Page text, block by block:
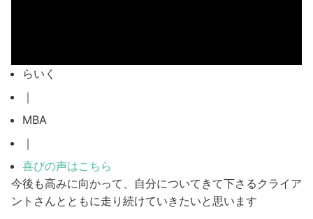
らいく
｜
MBA
｜
喜びの声はこちら
今後も高みに向かって、自分についてきて下さるクライア
ントさんとともに走り続けていきたいと思います